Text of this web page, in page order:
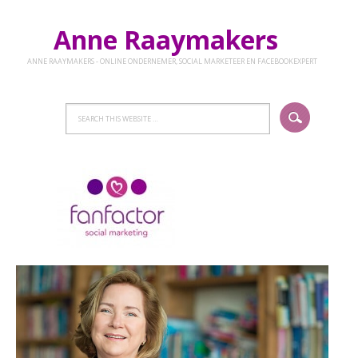
Anne Raaymakers
ANNE RAAYMAKERS - ONLINE ONDERNEMER, SOCIAL MARKETEER EN FACEBOOKEXPERT